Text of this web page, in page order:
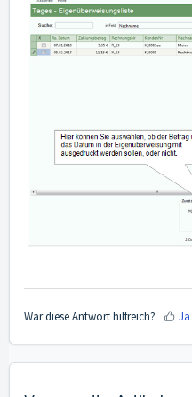
War diese Antwort hilfreich? Ja